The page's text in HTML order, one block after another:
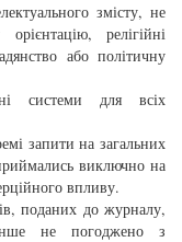
змісту, не
релігійні
або політичну
системи для всіх
запити на загальних
виключно на
впливу.
поданих до журналу,
не погоджено з